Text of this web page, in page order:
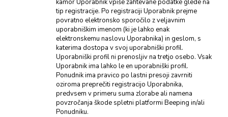
kamor Uporabnik vpiše zahtevane podatke glede na
tip registracije. Po registraciji Uporabnik prejme
povratno elektronsko sporočilo z veljavnim
uporabniškim imenom (ki je lahko enak
elektronskemu naslovu Uporabnika) in geslom, s
katerima dostopa v svoj uporabniški profil.
Uporabniški profil ni prenosljiv na tretjo osebo. Vsak
Uporabnik ima lahko le en uporabniški profil.
Ponudnik ima pravico po lastni presoji zavrniti
oziroma preprečiti registracijo Uporabnika,
predvsem v primeru suma zlorabe ali namena
povzročanja škode spletni platformi Beeping in/ali
Ponudniku.